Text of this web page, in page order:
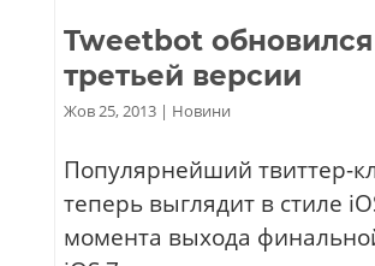
Tweetbot
третьей версии
Жов 25, 2013| Новини
Популярнейший твиттер-
теперь выглядит в стиле
момента выхода